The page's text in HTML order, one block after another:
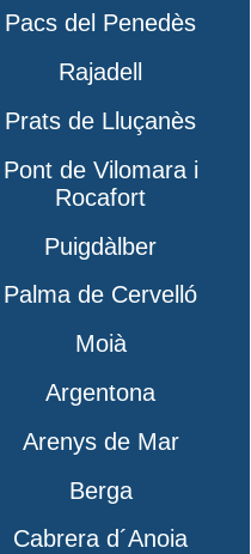
Pacs del Penedès
Rajadell
Prats de Lluçanès
Pont de Vilomara i
Rocafort
Puigdàlber
Palma de Cervelló
Moià
Argentona
Arenys de Mar
Berga
Cabrera d´Anoia